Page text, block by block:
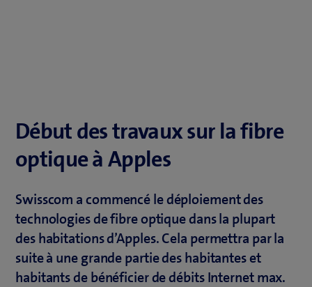
Début des travaux sur la fibre
optique à Apples
Swisscom a commencé le déploiement des
technologies de fibre optique dans la plupart
des habitations d’Apples. Cela permettra par la
suite à une grande partie des habitantes et
habitants de bénéficier de débits Internet max.